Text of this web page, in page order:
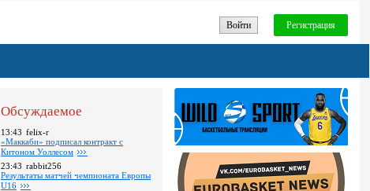
Войти Регистрация
Обсуждаемое
13:43 felix-r
«Маккаби» подписал контракт с
Китоном Уоллесом
23:43 rabbit256
Pезультаты матчей чемпионата Европы
U16